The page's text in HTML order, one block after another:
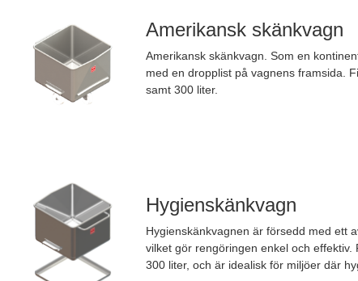
Amerikansk skänkvagn
Amerikansk skänkvagn. Som en
med en dropplist på vagnens framsida.
samt 300 liter.
Hygienskänkvagn
Hygienskänkvagnen är försedd med ett
vilket gör rengöringen enkel och effektiv.
300 liter, och är idealisk för miljöer där